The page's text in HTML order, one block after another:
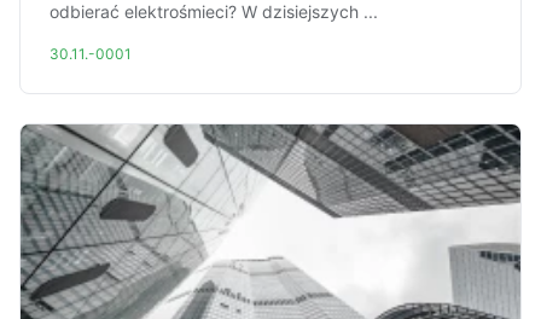
odbierać elektrośmieci? W dzisiejszych ...
30.11.-0001